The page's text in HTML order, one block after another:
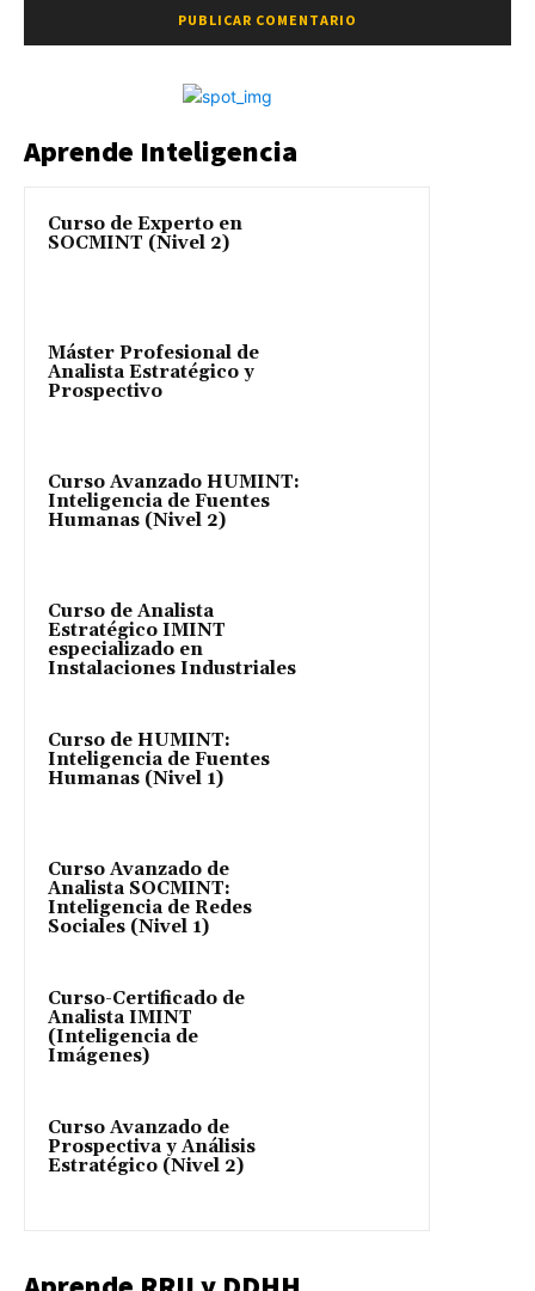
Aprende Inteligencia
Curso de Experto en
SOCMINT (Nivel 2)
Máster Profesional de
Analista Estratégico y
Prospectivo
Curso Avanzado HUMINT:
Inteligencia de Fuentes
Humanas (Nivel 2)
Curso de Analista
Estratégico IMINT
especializado en
Instalaciones Industriales
Curso de HUMINT:
Inteligencia de Fuentes
Humanas (Nivel 1)
Curso Avanzado de
Analista SOCMINT:
Inteligencia de Redes
Sociales (Nivel 1)
Curso-Certificado de
Analista IMINT
(Inteligencia de
Imágenes)
Curso Avanzado de
Prospectiva y Análisis
Estratégico (Nivel 2)